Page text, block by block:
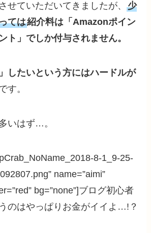
せていただいてきましたが、少
ては紹介料は「Amazonポイン
ト」でしか付与されません。
」したいという方にはハードルが
す。
いはず…。
8-1_9-25-
name=”aimi”
bg=”none”]ブログ初心者
のはやっぱりお金がイイよ…!？